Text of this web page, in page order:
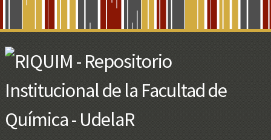
Main
Content